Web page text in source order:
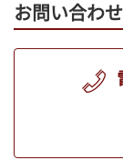
お問い合わ